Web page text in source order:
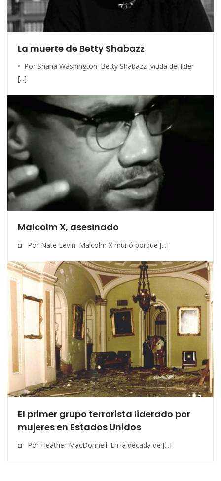
La muerte de Betty Shabazz
• Por Shana Washington. Betty Shabazz, viuda del líder
[...]
Malcolm X, asesinado
◘ Por Nate Levin. Malcolm X murió porque [...]
El primer grupo terrorista liderado por
mujeres en Estados Unidos
◘ Por Heather MacDonnell. En la década de [...]